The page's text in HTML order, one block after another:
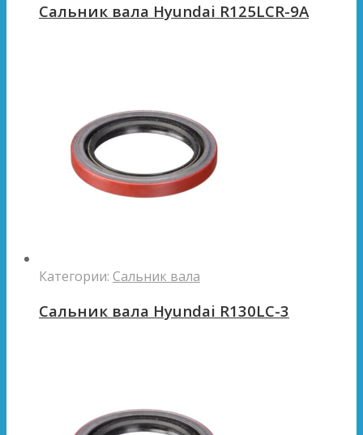
Сальник вала Hyundai R125LCR-9A
Категории: Сальник вала
Сальник вала Hyundai R130LC-3